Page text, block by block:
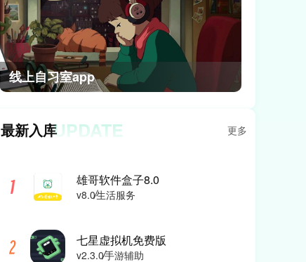
线上自习室app
最新入库UPDATE 更多
雄哥软件盒子8.0
v8.0生活服务
七星虚拟机免费版
v2.3.0手游辅助